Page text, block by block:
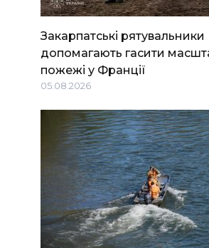
Закарпатські рятувальники
допомагають гасити
пожежі у Франції
05.08.2026